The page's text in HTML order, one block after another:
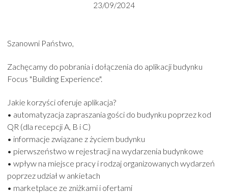
Galeria
23/09/2024
Szanowni Państwo,
Zachęcamy do pobrania i dołączenia do aplikacji budynku
Focus "Building Experience".
Jakie korzyści oferuje aplikacja?
• automatyzacja zapraszania gości do budynku poprzez kod
QR (dla recepcji A, B i C)
• informacje związane z życiem budynku
• pierwszeństwo w rejestracji na wydarzenia budynkowe
• wpływ na miejsce pracy i rodzaj organizowanych wydarzeń
poprzez udział w ankietach
• marketplace ze zniżkami i ofertami